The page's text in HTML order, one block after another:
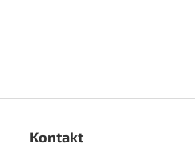
Kontakt